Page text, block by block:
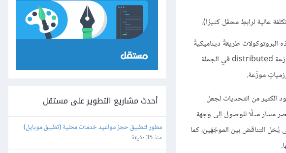
عالية لرابطٍ محمَّل كثيرًا).
البروتوكولات طريقةً ديناميكيةً
وموزعةً لحلّ مشكلة إيجاد المسار الأقل تكلفة في ظلّ وجود حالات فشل الرابط والعقدة وتغيير تكاليف الضلع -لاحظ وجود كلمة موزعة distributed في الجملة
موزّعة.
الكثير من التحديات لجعل
مسار مثلًا للوصول إلى وجهة
التناقض بين الموجّهَين، كما
أحدث مشاريع التطوير على مستقل
مطور لتطبيق حجز مواعيد خدمات محلية (تطبيق موبايل)
منذ 35 دقيقة